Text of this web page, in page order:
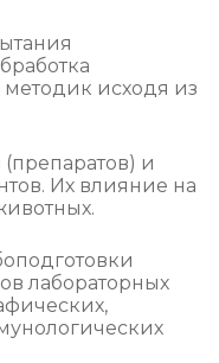
методик исходя из
и
Их влияние на
лабораторных